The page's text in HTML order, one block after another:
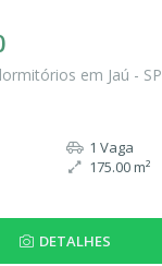
em Jaú - SP
1 Vaga
175.00 m²
DETALHES